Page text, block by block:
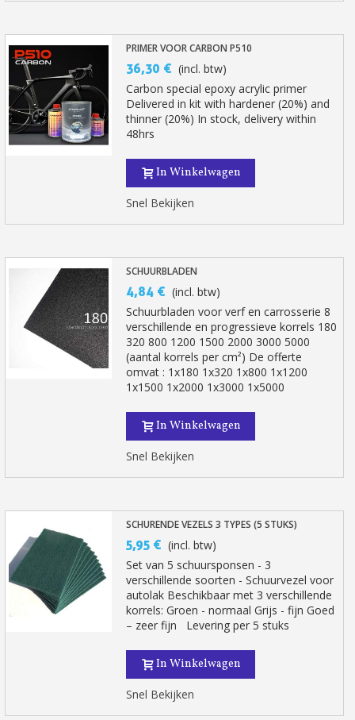
PRIMER VOOR CARBON P510
36,30 € (incl. btw)
Carbon special epoxy acrylic primer
Delivered in kit with hardener (20%) and
thinner (20%) In stock, delivery within
48hrs
In Winkelwagen
Snel Bekijken
SCHUURBLADEN
4,84 € (incl. btw)
Schuurbladen voor verf en carrosserie 8
verschillende en progressieve korrels 180
320 800 1200 1500 2000 3000 5000
(aantal korrels per cm²) De offerte
omvat : 1x180 1x320 1x800 1x1200
1x1500 1x2000 1x3000 1x5000
In Winkelwagen
Snel Bekijken
SCHURENDE VEZELS 3 TYPES (5 STUKS)
5,95 € (incl. btw)
Set van 5 schuursponsen - 3
verschillende soorten - Schuurvezel voor
autolak Beschikbaar met 3 verschillende
korrels: Groen - normaal Grijs - fijn Goed
– zeer fijn Levering per 5 stuks
In Winkelwagen
Snel Bekijken